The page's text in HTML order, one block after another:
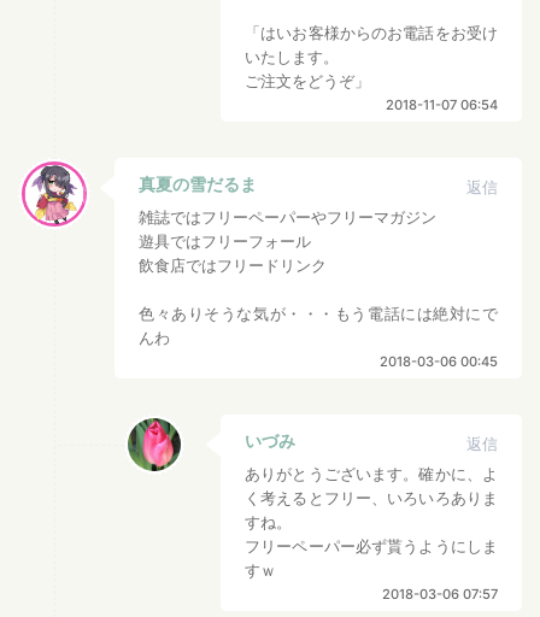
「はいお客様からのお電話をお受け
いたします。
ご注文をどうぞ」
2018-11-07 06:54
真夏の雪だるま
返信
雑誌ではフリーペーパーやフリーマガジン
遊具ではフリーフォール
飲食店ではフリードリンク
色々ありそうな気が・・・もう電話には絶対にで
んわ
2018-03-06 00:45
いづみ
返信
ありがとうございます。確かに、よ
く考えるとフリー、いろいろありま
すね。
フリーペーパー必ず貰うようにしま
すｗ
2018-03-06 07:57